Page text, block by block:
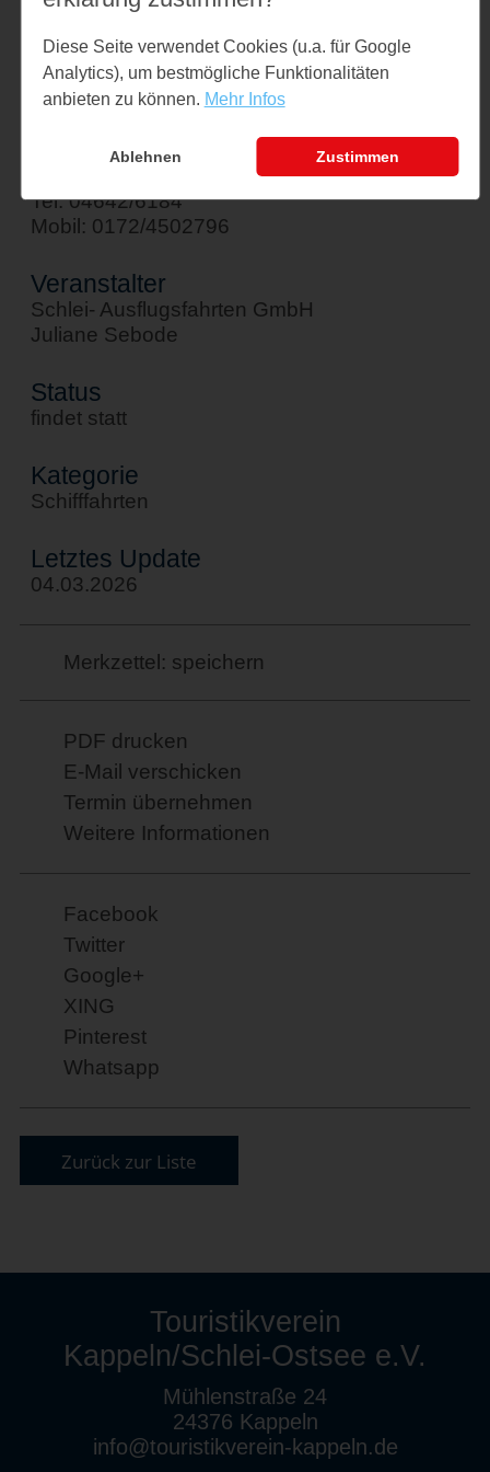
24376 Kappeln
↪ Google Maps öffnen
Kontakt
sebode@schlei-ausflugsfahrten.de
Tel: 04642/6184
Mobil: 0172/4502796
Veranstalter
Schlei- Ausflugsfahrten GmbH
Juliane Sebode
Status
findet statt
Kategorie
Schifffahrten
Letztes Update
04.03.2026
Merkzettel: speichern
PDF drucken
E-Mail verschicken
Termin übernehmen
Weitere Informationen
Facebook
Twitter
Google+
XING
Pinterest
Whatsapp
Zurück zur Liste
Touristikverein
Kappeln/Schlei-Ostsee e.V.
Mühlenstraße 24
24376 Kappeln
info@touristikverein-kappeln.de
Diese Seite verwendet Cookies (u.a. für Google
Analytics), um bestmögliche Funktionalitäten
anbieten zu können. Mehr Infos
Ablehnen Zustimmen